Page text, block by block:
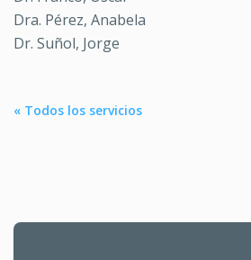
Dra. Pérez, Anabela
Dr. Suñol, Jorge
« Todos los servicios